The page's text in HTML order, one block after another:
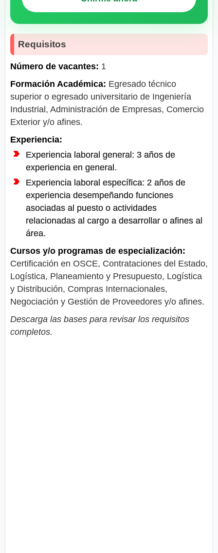
Requisitos
Número de vacantes: 1
Formación Académica: Egresado técnico
superior o egresado universitario de Ingeniería
Industrial, Administración de Empresas, Comercio
Exterior y/o afines.
Experiencia:
Experiencia laboral general: 3 años de
experiencia en general.
Experiencia laboral específica: 2 años de
experiencia desempeñando funciones
asociadas al puesto o actividades
relacionadas al cargo a desarrollar o afines al
área.
Cursos y/o programas de especialización:
Certificación en OSCE, Contrataciones del Estado,
Logística, Planeamiento y Presupuesto, Logística
y Distribución, Compras Internacionales,
Negociación y Gestión de Proveedores y/o afines.
Descarga las bases para revisar los requisitos
completos.